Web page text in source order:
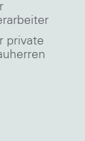
private